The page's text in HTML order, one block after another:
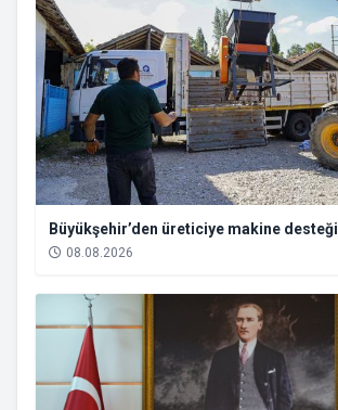
Büyükşehir’den üreticiye makine desteği
08.08.2026